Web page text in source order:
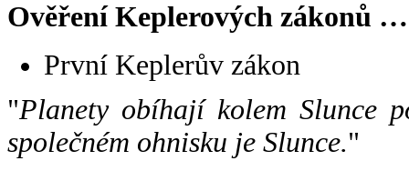
Ověření Keplerových zákonů …
První Keplerův zákon
"Planety obíhají kolem Slunce
společném ohnisku je Slunce."